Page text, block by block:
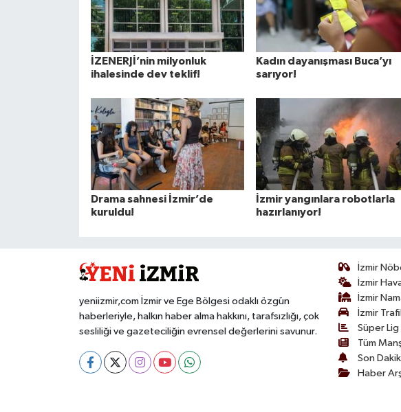
İZENERJİ’nin milyonluk
ihalesinde dev teklif!
Kadın dayanışması Buca’yı
sarıyor!
Drama sahnesi İzmir’de
kuruldu!
İzmir yangınlara robotlarla
hazırlanıyor!
yeniizmir,com İzmir ve Ege Bölgesi odaklı özgün
haberleriyle, halkın haber alma hakkını, tarafsızlığı, çok
sesliliği ve gazeteciliğin evrensel değerlerini savunur.
İzmir
İzmir
İzmir
İzmir
Süper
Tüm
Son
Haber